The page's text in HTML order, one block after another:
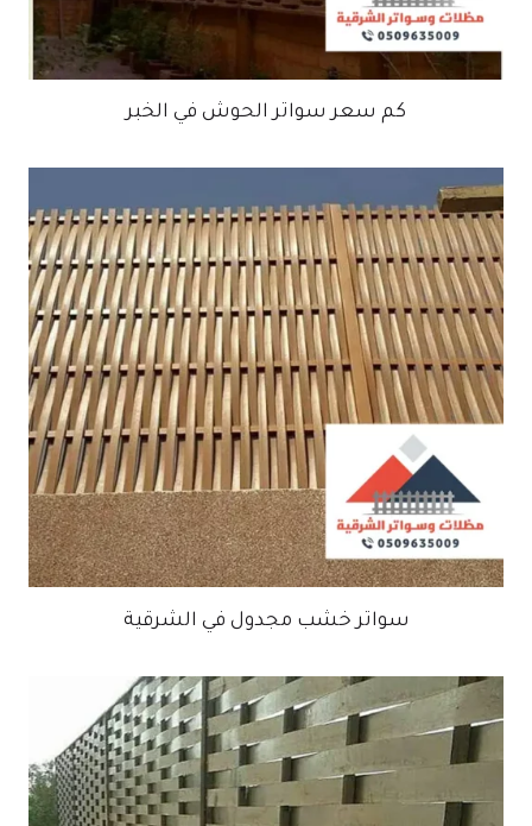
كم سعر سواتر الحوش في الخبر
سواتر خشب مجدول في الشرقية